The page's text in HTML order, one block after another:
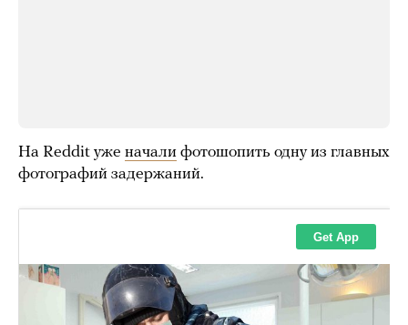
На Reddit уже начали фотошопить одну из главных
фотографий задержаний.